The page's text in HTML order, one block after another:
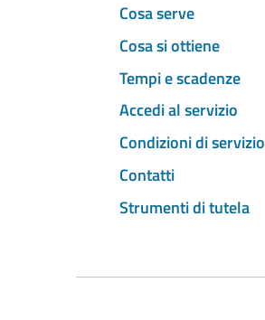
Cosa serve
Cosa si ottiene
Tempi e scadenze
Accedi al servizio
Condizioni di servizio
Contatti
Strumenti di tutela